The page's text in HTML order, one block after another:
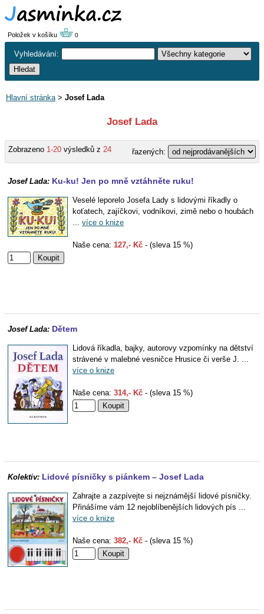
Položek v košíku 0
Vyhledávání:
Hlavní stránka> Josef Lada
Josef Lada
Zobrazeno 1-20 výsledků z 24 řazených:
Josef Lada: Ku-ku! Jen po mně vztáhněte ruku!
Veselé leporelo Josefa Lady s lidovými říkadly o
koťatech, zajíčkovi, vodníkovi, zimě nebo o houbách
... více o knize
Naše cena: 127,- Kč - (sleva 15 %)
Josef Lada: Dětem
Lidová říkadla, bajky, autorovy vzpomínky na dětství
strávené v malebné vesničce Hrusice či verše J. ...
více o knize
Naše cena: 314,- Kč - (sleva 15 %)
Kolektiv: Lidové písničky s piánkem – Josef Lada
Zahrajte a zazpívejte si nejznámější lidové písničky.
Přinášíme vám 12 nejoblíbenějších lidových pís ...
více o knize
Naše cena: 382,- Kč - (sleva 15 %)